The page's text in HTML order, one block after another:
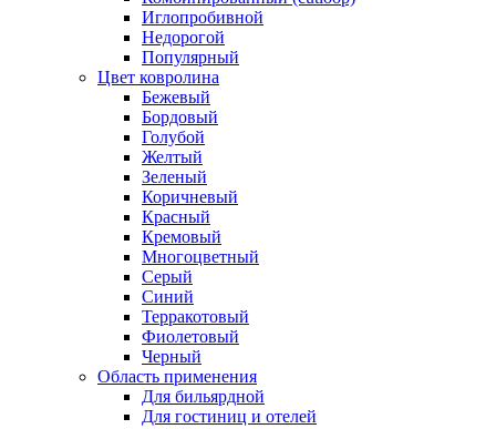
Иглопробивной
Недорогой
Популярный
Цвет ковролина
Бежевый
Бордовый
Голубой
Желтый
Зеленый
Коричневый
Красный
Кремовый
Многоцветный
Серый
Синий
Терракотовый
Фиолетовый
Черный
Область применения
Для бильярдной
Для гостиниц и отелей